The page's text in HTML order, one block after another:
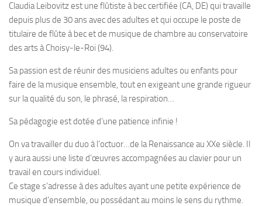
Claudia Leibovitz est une flûtiste à bec certifiée (CA, DE) qui travaille
depuis plus de 30 ans avec des adultes et qui occupe le poste de
titulaire de flûte à bec et de musique de chambre au conservatoire
des arts à Choisy-le-Roi (94).
Sa passion est de réunir des musiciens adultes ou enfants pour
faire de la musique ensemble, tout en exigeant une grande rigueur
sur la qualité du son, le phrasé, la respiration…
Sa pédagogie est dotée d’une patience infinie !
On va travailler du duo à l’octuor…de la Renaissance au XXe siècle. Il
y aura aussi une liste d’œuvres accompagnées au clavier pour un
travail en cours individuel.
Ce stage s’adresse à des adultes ayant une petite expérience de
musique d’ensemble, ou possédant au moins le sens du rythme.